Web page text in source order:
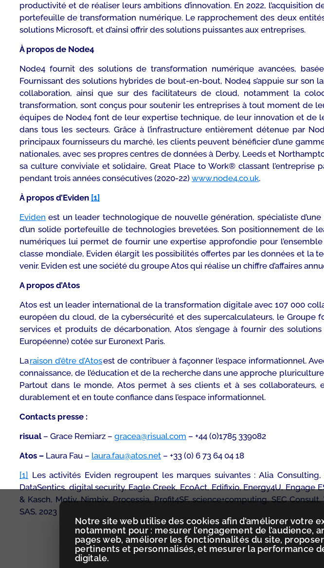
Notre site web utilise des cookies afin d’améliorer votre
notamment pour : mesurer l’engagement de l’audience,
pages web, améliorer les fonctionnalités du site,
pertinents et personnalisés, et mesurer la performance
digitale.
productivité et de réaliser leurs ambitions d’innovation. En 2022,
portefeuille de transformation numérique. Le rapprochement des deux
solutions Microsoft, et d’ainsi offrir des solutions puissantes aux entreprises.
À propos de Node4
Node4 fournit des solutions de transformation numérique avancées,
Fournissant des solutions hybrides de bout-en-bout, Node4 s’appuie sur
collaboration, ainsi que sur des facilitateurs de cloud, notamment la
transformation, sont conçus pour soutenir les entreprises à tout moment de
équipes de Node4 font de leur expertise technique, de leur innovation et de
dans tous les secteurs. Grâce à l’infrastructure entièrement détenue par
principaux fournisseurs du marché, les clients peuvent bénéficier d’une
nationales, avec ses propres centres de données à Derby, Leeds et
sa culture conviviale et solidaire, Great Place to Work® classant l’entreprise
pendant trois années consécutives (2020-22) www.node4.co.uk.
À propos d’Eviden [1]
Eviden est un leader technologique de nouvelle génération, spécialiste
d’un solide portefeuille de technologies brevetées. Son positionnement de
numériques lui permet de fournir une expertise approfondie pour
classe mondiale, Eviden élargit les possibilités offertes par les données et la
venir. Eviden est une société du groupe Atos qui réalise un chiffre d’affaires
A propos d’Atos
Atos est un leader international de la transformation digitale avec 107 000
européen du cloud, de la cybersécurité et des supercalculateurs, le Groupe
services et produits de décarbonation, Atos s’engage à fournir des
Européenne) cotée sur Euronext Paris.
Laraison d’être d’Atosest de contribuer à façonner l’espace informationnel.
connaissance, de l’éducation et de la recherche dans une approche
Partout dans le monde, Atos permet à ses clients et à ses
durablement et en toute confiance dans l’espace informationnel.
Contacts presse :
risual– Grace Remiarz – gracea@risual.com – +44 (0)1785 339082
Atos – Laura Fau – laura.fau@atos.net – +33 (0) 6 73 64 04 18
[1] Les activités Eviden regroupent les marques suivantes : Alia
DataSentics, digital.security, Eagle Creek, EcoAct, Edifixio, Energy4U, Engage
& Kasch, Motiv, Nimbix, Processia, Profit4SF, science+computing, SEC
SAS, 2023